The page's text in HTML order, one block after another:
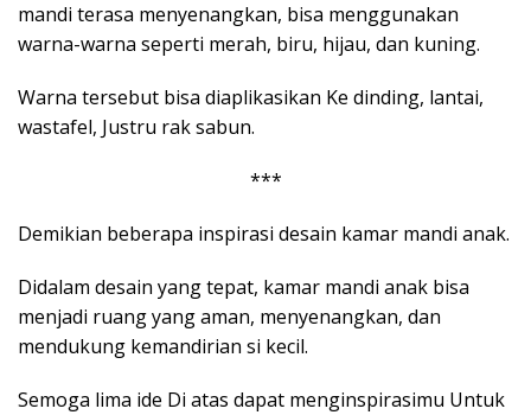
mandi terasa menyenangkan, bisa menggunakan
warna-warna seperti merah, biru, hijau, dan kuning.
Warna tersebut bisa diaplikasikan Ke dinding, lantai,
wastafel, Justru rak sabun.
***
Demikian beberapa inspirasi desain kamar mandi anak.
Didalam desain yang tepat, kamar mandi anak bisa
menjadi ruang yang aman, menyenangkan, dan
mendukung kemandirian si kecil.
Semoga lima ide Di atas dapat menginspirasimu Untuk